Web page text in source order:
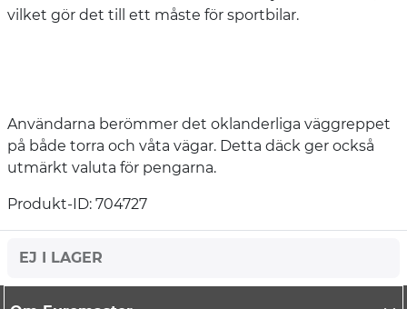
vilket gör det till ett måste för sportbilar.
Användarna berömmer det oklanderliga väggreppet
på både torra och våta vägar. Detta däck ger också
utmärkt valuta för pengarna.
Produkt-ID: 704727
EJ I LAGER